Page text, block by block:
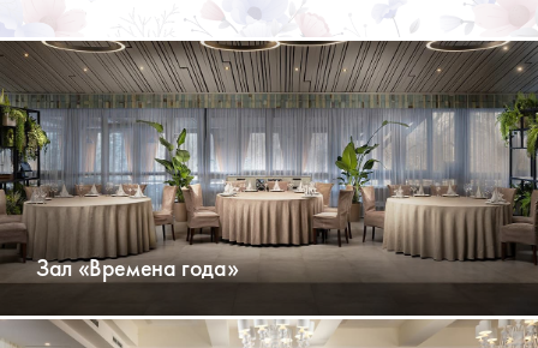
Зал «Времена года»